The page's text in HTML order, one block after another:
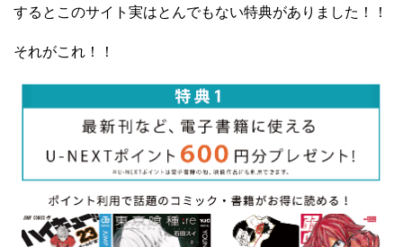
するとこのサイト実はとんでもない特典がありました！！
それがこれ！！